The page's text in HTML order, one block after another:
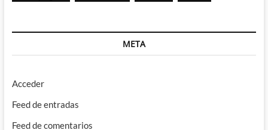
META
Acceder
Feed de entradas
Feed de comentarios